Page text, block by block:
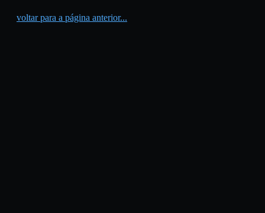
voltar para a página anterior...